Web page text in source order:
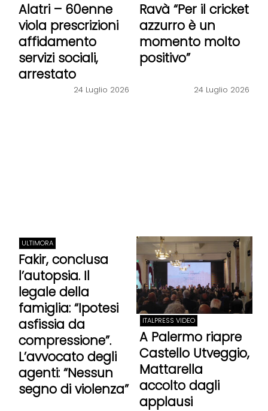
Alatri – 60enne
viola prescrizioni
affidamento
servizi sociali,
arrestato
24 Luglio 2026
Ravà “Per il cricket
azzurro è un
momento molto
positivo”
24 Luglio 2026
ULTIMORA
Fakir, conclusa
l’autopsia. Il
legale della
famiglia: “Ipotesi
asfissia da
compressione”.
L’avvocato degli
agenti: “Nessun
segno di violenza”
ITALPRESS VIDEO
A Palermo riapre
Castello Utveggio,
Mattarella
accolto dagli
applausi